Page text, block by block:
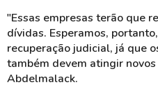
"Essas empresas terão que
dívidas. Esperamos,
recuperação judicial, já que
também devem atingir
Abdelmalack.